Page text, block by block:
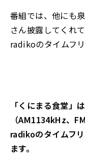
番組では、他にも
さん披露してくれ
radikoのタイムフ
「くにまる食堂」
（AM1134kHz、
radikoのタイムフ
ます。